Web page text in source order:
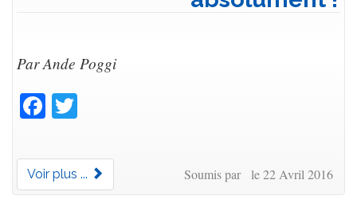
Par Ande Poggi
Facebook
Voir plus ... Soumis par le 22 Avril 2016